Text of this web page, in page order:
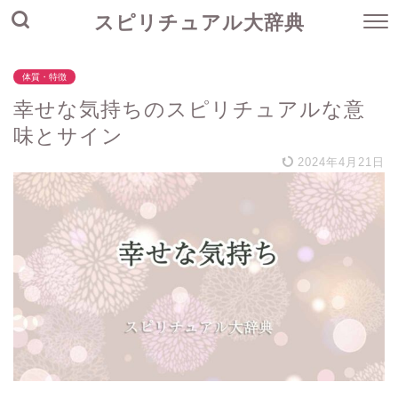
スピリチュアル大辞典
体質・特徴
幸せな気持ちのスピリチュアルな意
味とサイン
2024年4月21日